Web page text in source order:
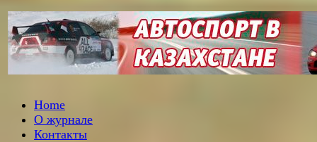
Home
О журнале
Контакты